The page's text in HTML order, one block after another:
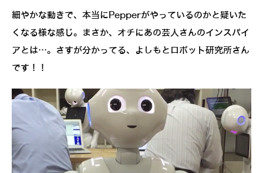
細やかな動きで、本当にPepperがやっているのかと疑いた
くなる様な感じ。まさか、オチにあの芸人さんのインスパイ
アとは…。さすが分かってる、よしもとロボット研究所さん
です！！